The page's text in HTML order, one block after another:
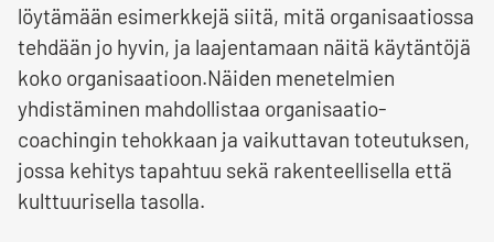
löytämään esimerkkejä siitä, mitä organisaatiossa
tehdään jo hyvin, ja laajentamaan näitä käytäntöjä
koko organisaatioon.Näiden menetelmien
yhdistäminen mahdollistaa organisaatio-
coachingin tehokkaan ja vaikuttavan toteutuksen,
jossa kehitys tapahtuu sekä rakenteellisella että
kulttuurisella tasolla.